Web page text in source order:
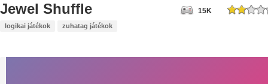
Jewel Shuffle
logikai játékok zuhatag játékok
15K